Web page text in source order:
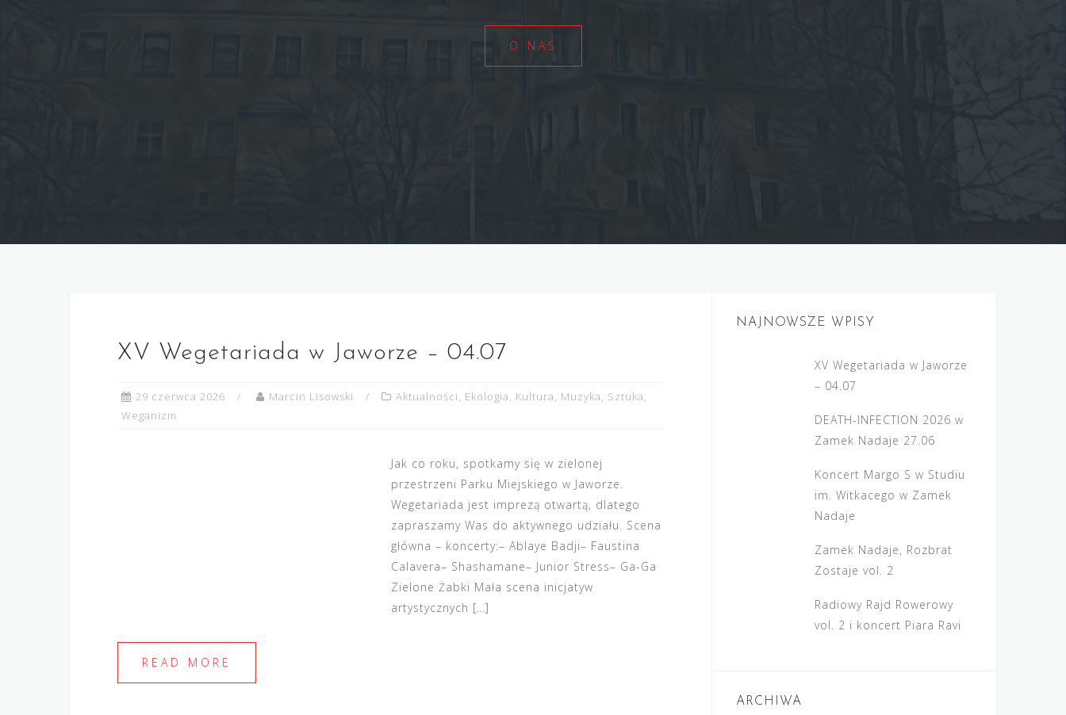
O NAS
XV Wegetariada w Jaworze – 04.07
29 czerwca 2026 Marcin Lisowski Aktualności, Ekologia, Kultura, Muzyka, Sztuka,
Weganizm
Jak co roku, spotkamy się w zielonej
przestrzeni Parku Miejskiego w Jaworze.
Wegetariada jest imprezą otwartą, dlatego
zapraszamy Was do aktywnego udziału. Scena
główna – koncerty:– Ablaye Badji– Faustina
Calavera– Shashamane– Junior Stress– Ga-Ga
Zielone Żabki Mała scena inicjatyw
artystycznych […]
READ MORE
NAJNOWSZE WPISY
XV Wegetariada w Jaworze
– 04.07
DEATH-INFECTION 2026 w
Zamek Nadaje 27.06
Koncert Margo S w Studiu
im. Witkacego w Zamek
Nadaje
Zamek Nadaje, Rozbrat
Zostaje vol. 2
Radiowy Rajd Rowerowy
vol. 2 i koncert Piara Ravi
ARCHIWA